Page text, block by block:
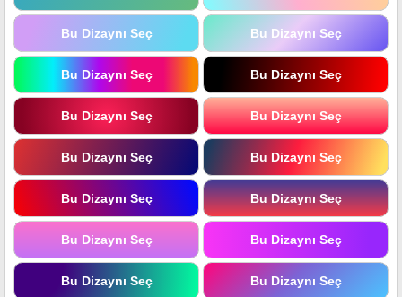
Bu Dizaynı Seç Bu Dizaynı Seç
Bu Dizaynı Seç Bu Dizaynı Seç
Bu Dizaynı Seç Bu Dizaynı Seç
Bu Dizaynı Seç Bu Dizaynı Seç
Bu Dizaynı Seç Bu Dizaynı Seç
Bu Dizaynı Seç Bu Dizaynı Seç
Bu Dizaynı Seç Bu Dizaynı Seç